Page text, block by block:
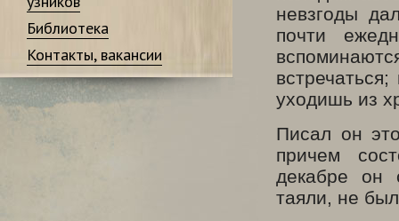
Библиотека
Контакты, вакансии
невзгоды
почти
уходишь из
Писал он
причем
декабре он
таяли, не